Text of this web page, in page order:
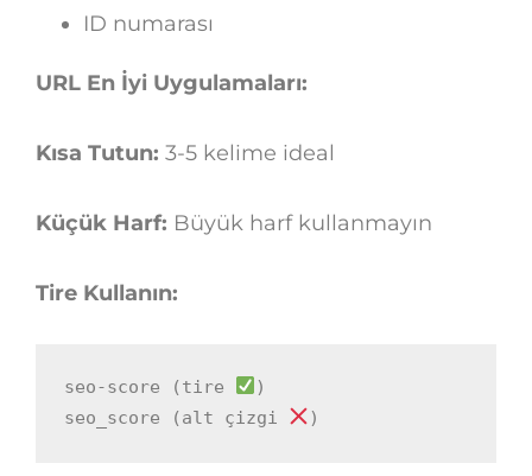
ID numarası
URL En İyi Uygulamaları:
Kısa Tutun: 3-5 kelime ideal
Küçük Harf: Büyük harf kullanmayın
Tire Kullanın:
seo-score (tire
)
seo_score (alt çizgi
)